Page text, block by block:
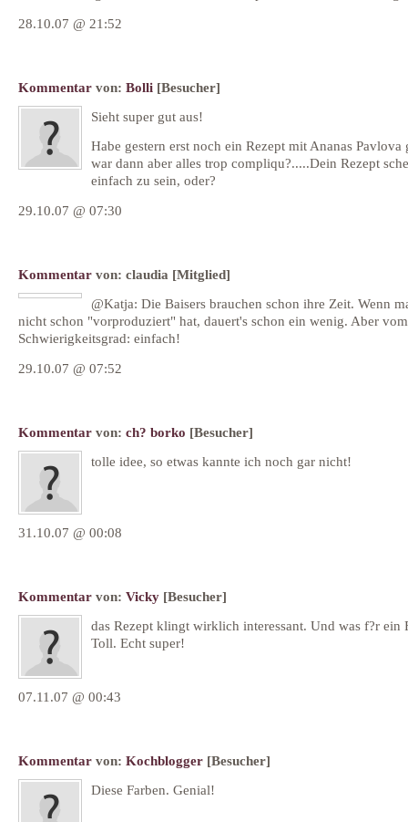
28.10.07 @ 21:52
Kommentar von: Bolli [Besucher]
Sieht super gut aus!
Habe gestern erst noch ein Rezept mit Ananas Pavlova
war dann aber alles trop compliqu?.....Dein Rezept
einfach zu sein, oder?
29.10.07 @ 07:30
Kommentar von: claudia [Mitglied]
@Katja: Die Baisers brauchen schon ihre Zeit. Wenn
nicht schon "vorproduziert" hat, dauert's schon ein wenig. Aber vom
Schwierigkeitsgrad: einfach!
29.10.07 @ 07:52
Kommentar von: ch? borko [Besucher]
tolle idee, so etwas kannte ich noch gar nicht!
31.10.07 @ 00:08
Kommentar von: Vicky [Besucher]
das Rezept klingt wirklich interessant. Und was f?r ein
Toll. Echt super!
07.11.07 @ 00:43
Kommentar von: Kochblogger [Besucher]
Diese Farben. Genial!